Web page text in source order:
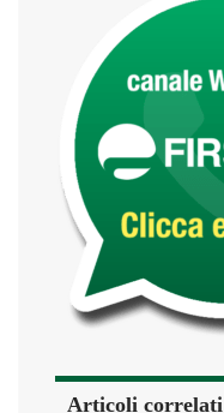
Articoli correlati